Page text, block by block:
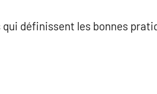
qui définissent les bonnes